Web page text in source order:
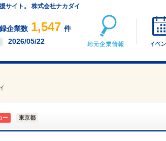
サイト。 株式会社ナカダイ
企業数 1,547 件
2026/05/22
地元企業
ー 東京都